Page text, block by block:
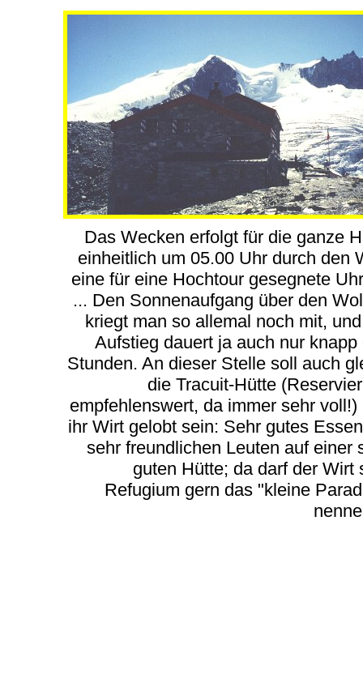
Das Wecken erfolgt für die ganze
einheitlich um 05.00 Uhr durch den
eine für eine Hochtour gesegnete
... Den Sonnenaufgang über den
kriegt man so allemal noch mit,
Aufstieg dauert ja auch nur knapp
Stunden. An dieser Stelle soll auch
die Tracuit-Hütte
empfehlenswert, da immer sehr voll!)
ihr Wirt gelobt sein: Sehr gutes
sehr freundlichen Leuten auf einer
guten Hütte; da darf der Wirt
Refugium gern das "kleine